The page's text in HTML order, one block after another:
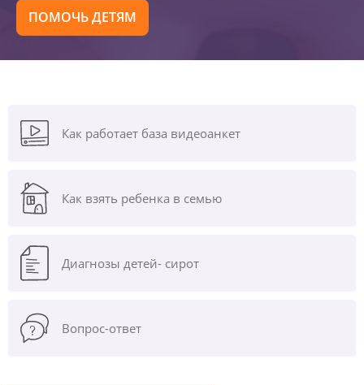
ПОМОЧЬ ДЕТЯМ
Как работает база видеоанкет
Как взять ребенка в семью
Диагнозы детей- сирот
Вопрос-ответ